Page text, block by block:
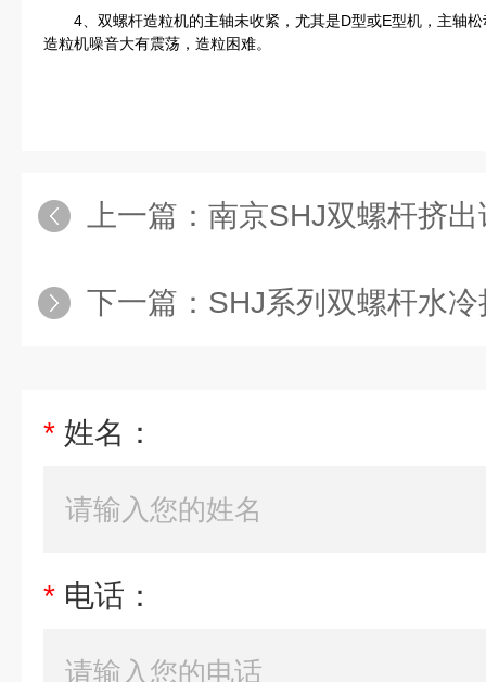
4、双螺杆造粒机的主轴未收紧，尤其是D型或E型机，主轴松
造粒机噪音大有震荡，造粒困难。
上一篇： 南京SHJ双螺杆挤
下一篇： SHJ系列双螺杆水
* 姓名：
* 电话：